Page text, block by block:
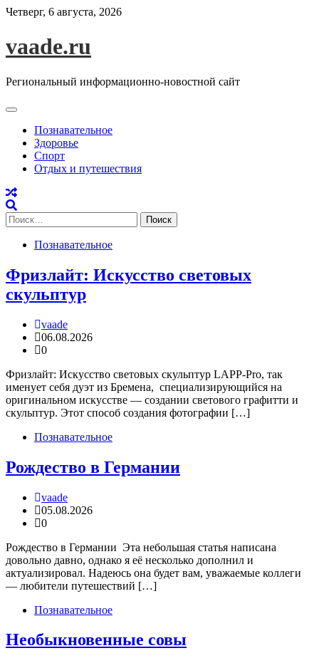
Skip
Четверг, 6 августа, 2026
vaade.ru
Региональный информационно-новостной сайт
Познавательное
Здоровье
Спорт
Отдых и путешествия
Найти:
Познавательное
Фризлайт: Искусство световых
скульптур
vaade
06.08.2026
0
Фризлайт: Искусство световых скульптур LAPP-Pro, так
именует себя дуэт из Бремена, специализирующийся на
оригинальном искусстве — создании светового графитти и
скульптур. Этот способ создания фотографии […]
Познавательное
Рождество в Германии
vaade
05.08.2026
0
Рождество в Германии Эта небольшая статья написана
довольно давно, однако я её несколько дополнил и
актуализировал. Надеюсь она будет вам, уважаемые коллеги
— любители путешествий […]
Познавательное
Необыкновенные совы